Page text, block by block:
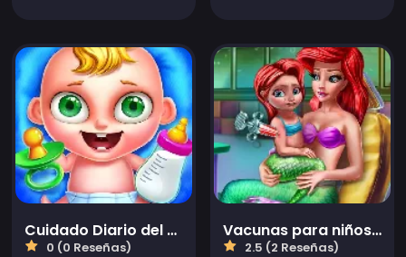
Cuidado Diario del Bebé
0 (0 Reseñas)
Vacunas para niños pequeños de la sirena
2.5 (2 Reseñas)